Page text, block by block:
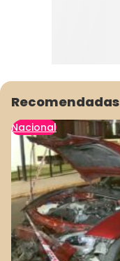
Recomendadas
Nacional